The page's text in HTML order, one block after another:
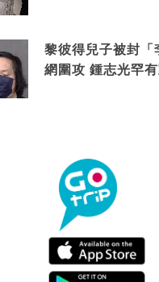
黎彼得兒子被封「
網圍攻 鍾志光罕